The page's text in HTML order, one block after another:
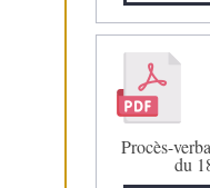
Procès-
du